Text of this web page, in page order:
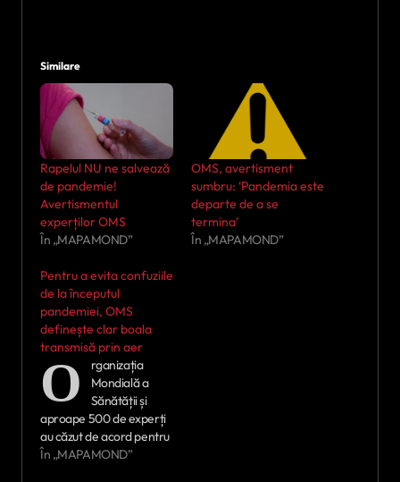
Similare
Rapelul NU ne salvează
de pandemie!
Avertismentul
experților OMS
În „MAPAMOND”
OMS, avertisment
sumbru: ‘Pandemia este
departe de a se
termina’
În „MAPAMOND”
Pentru a evita confuziile
de la începutul
pandemiei, OMS
definește clar boala
transmisă prin aer
O
rganizația
Mondială a
Sănătății și
aproape 500 de experți
au căzut de acord pentru
prima dată asupra a
În „MAPAMOND”